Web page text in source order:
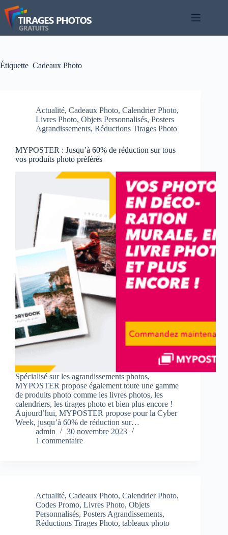
Passer
au
contenu
Étiquette Cadeaux Photo
Actualité, Cadeaux Photo, Calendrier Photo,
Livres Photo, Objets Personnalisés, Posters
Agrandissements, Réductions Tirages Photo
MYPOSTER : Jusqu’à 60% de réduction sur tous
vos produits photo préférés
Spécialisé sur les agrandissements photos,
MYPOSTER propose également toute une gamme
de produits photo comme les livres photos, les
calendriers, les tirages photo et bien plus encore !
Aujourd’hui, MYPOSTER propose pour la Cyber
Week, jusqu’à 60% de réduction sur…
admin
30 novembre 2023
1 commentaire
Actualité, Cadeaux Photo, Calendrier Photo,
Codes Promo, Livres Photo, Objets
Personnalisés, Posters Agrandissements,
Réductions Tirages Photo, tableaux photo